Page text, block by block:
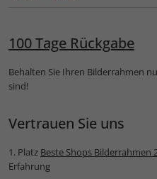
100 Tage Rückgabe
Behalten Sie Ihren Bilderrahmen
sind!
Vertrauen Sie uns
1. Platz Beste Shops Bilderrahmen
Erfahrung